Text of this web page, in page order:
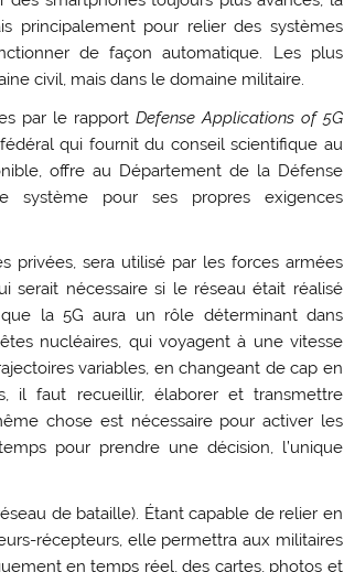
principalement pour relier des systèmes
de façon automatique. Les plus
civil, mais dans le domaine militaire.
par le rapportDefense Applications of 5G
qui fournit du conseil scientifique au
offre au Département de la Défense
système pour ses propres exigences
privées, sera utilisé par les forces armées
serait nécessaire si le réseau était réalisé
la 5G aura un rôle déterminant dans
nucléaires, qui voyagent à une vitesse
variables, en changeant de cap en
il faut recueillir, élaborer et transmettre
chose est nécessaire pour activer les
pour prendre une décision, l’unique
de bataille). Étant capable de relier en
récepteurs, elle permettra aux militaires
en temps réel, des cartes, photos et